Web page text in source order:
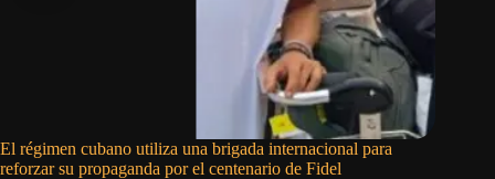
El régimen cubano utiliza una brigada internacional para
reforzar su propaganda por el centenario de Fidel